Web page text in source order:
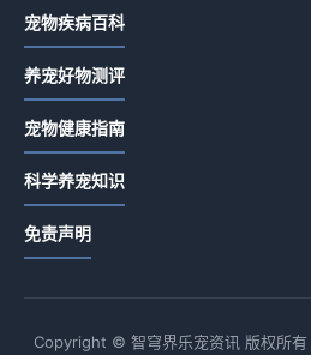
宠物疾病百科
养宠好物测评
宠物健康指南
科学养宠知识
免责声明
Copyright © 智穹界乐宠资讯 版权所有